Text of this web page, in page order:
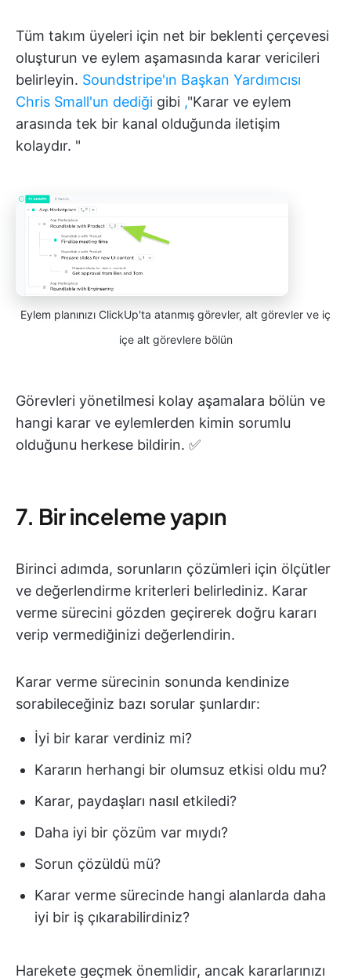
Tüm takım üyeleri için net bir beklenti çerçevesi
oluşturun ve eylem aşamasında karar vericileri
belirleyin. Soundstripe'ın Başkan Yardımcısı
Chris Small'un dediği gibi ,"Karar ve eylem
arasında tek bir kanal olduğunda iletişim
kolaydır. "
Eylem planınızı ClickUp'ta atanmış görevler, alt görevler ve iç
içe alt görevlere bölün
Görevleri yönetilmesi kolay aşamalara bölün ve
hangi karar ve eylemlerden kimin sorumlu
olduğunu herkese bildirin. ✅
7. Bir inceleme yapın
Birinci adımda, sorunların çözümleri için ölçütler
ve değerlendirme kriterleri belirlediniz. Karar
verme sürecini gözden geçirerek doğru kararı
verip vermediğinizi değerlendirin.
Karar verme sürecinin sonunda kendinize
sorabileceğiniz bazı sorular şunlardır:
İyi bir karar verdiniz mi?
Kararın herhangi bir olumsuz etkisi oldu mu?
Karar, paydaşları nasıl etkiledi?
Daha iyi bir çözüm var mıydı?
Sorun çözüldü mü?
Karar verme sürecinde hangi alanlarda daha
iyi bir iş çıkarabilirdiniz?
Harekete geçmek önemlidir, ancak kararlarınızı